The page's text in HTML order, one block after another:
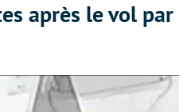
après le vol par